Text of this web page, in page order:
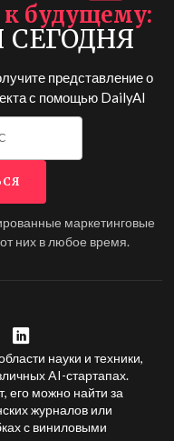
к будущему
СЕГОДНЯ
представление о
с помощью DailyAI
маркетинговые
них в любое время.
науки и техники,
AI-стартапах.
его можно найти за
журналов или
с виниловыми